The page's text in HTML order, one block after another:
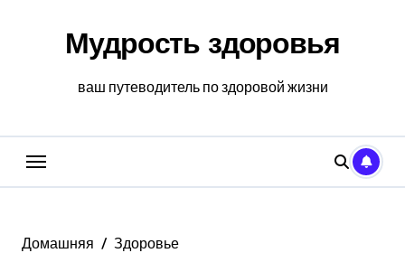
содержаниюМудрость здоровья
ваш путеводитель по здоровой жизни
Домашняя
Здоровье